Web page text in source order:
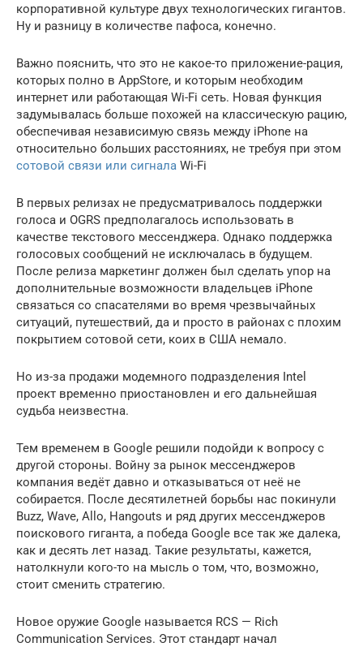
корпоративной культуре двух технологических гигантов.
Ну и разницу в количестве пафоса, конечно.
Важно пояснить, что это не какое-то приложение-рация,
которых полно в AppStore, и которым необходим
интернет или работающая Wi-Fi сеть. Новая функция
задумывалась больше похожей на классическую рацию,
обеспечивая независимую связь между iPhone на
относительно больших расстояниях, не требуя при этом
сотовой связи или сигнала Wi-Fi
В первых релизах не предусматривалось поддержки
голоса и OGRS предполагалось использовать в
качестве текстового мессенджера. Однако поддержка
голосовых сообщений не исключалась в будущем.
После релиза маркетинг должен был сделать упор на
дополнительные возможности владельцев iPhone
связаться со спасателями во время чрезвычайных
ситуаций, путешествий, да и просто в районах с плохим
покрытием сотовой сети, коих в США немало.
Но из-за продажи модемного подразделения Intel
проект временно приостановлен и его дальнейшая
судьба неизвестна.
Тем временем в Google решили подойди к вопросу с
другой стороны. Войну за рынок мессенджеров
компания ведёт давно и отказываться от неё не
собирается. После десятилетней борьбы нас покинули
Buzz, Wave, Allo, Hangouts и ряд других мессенджеров
поискового гиганта, а победа Google все так же далека,
как и десять лет назад. Такие результаты, кажется,
натолкнули кого-то на мысль о том, что, возможно,
стоит сменить стратегию.
Новое оружие Google называется RCS — Rich
Communication Services. Этот стандарт начал